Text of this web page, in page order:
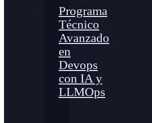
Programa
Técnico
Avanzado
en
Devops
con IA y
LLMOps